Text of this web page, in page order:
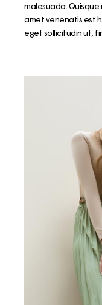
malesuada. Quisque
amet venenatis est
eget sollicitudin ut,